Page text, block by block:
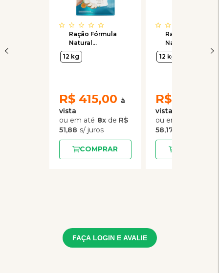
Ração Fórmula
Natural
FreshMeat para
Cães Adultos de
12 kg
R$ 415,00
8x de R$
51,88
COMPRAR
Ração Fórmula
Natural
FreshMeat para
Cães Adultos de
12 kg
R$
58,17
FAÇA LOGIN E AVALIE